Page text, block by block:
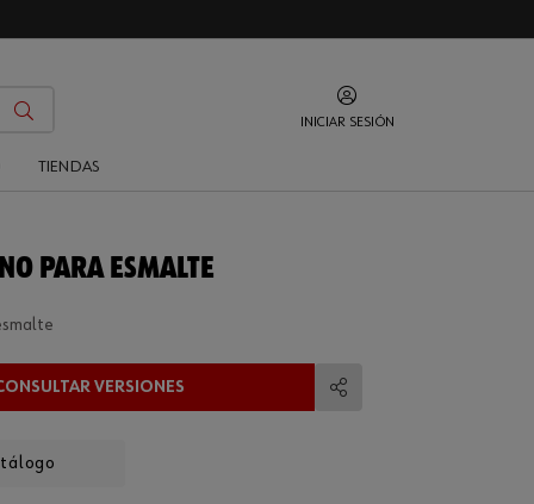
INICIAR SESIÓN
TIENDAS
PARA ESMALTE
VERSIONES
Compartir